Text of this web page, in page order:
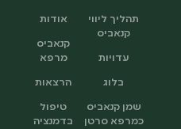
תהליך ליווי
קנאביס
עדויות
בלוג
שמן קנאביס
כמרפא סרטן
אודות
קנאביס
מרפא
הרצאות
טיפול
בדמנציה